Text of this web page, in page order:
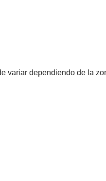
variar dependiendo de la